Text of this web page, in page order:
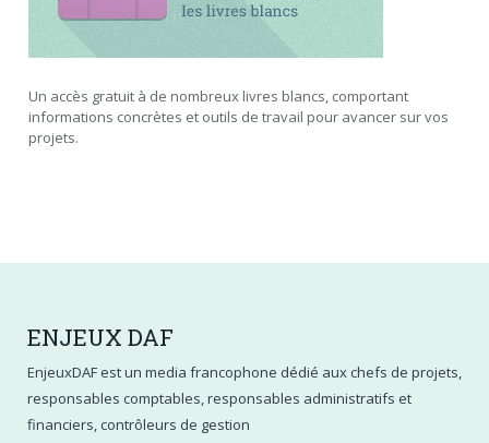
Un accès gratuit à de nombreux livres blancs, comportant
informations concrètes et outils de travail pour avancer sur vos
projets.
ENJEUX DAF
EnjeuxDAF est un media francophone dédié aux chefs de projets,
responsables comptables, responsables administratifs et
financiers, contrôleurs de gestion